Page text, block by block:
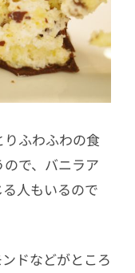
ふわふわの食
で、バニラア
人もいるので
ドなどがところ